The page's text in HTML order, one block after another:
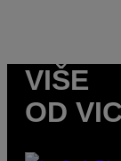
VIŠE
OD